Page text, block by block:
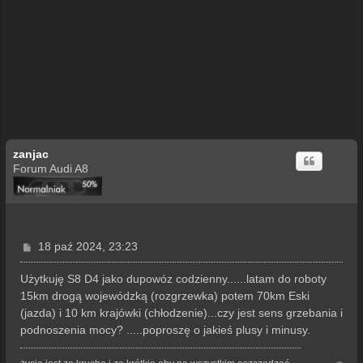
zanjac
Forum Audi A8
P
o
s
t
18 paź 2024, 23:23
Użytkuję S8 D4 jako dupowóz codzienny......latam do roboty
15km drogą wojewódzką (rozgrzewka) potem 70km Eski
(jazda) i 10 km krajówki (chłodzenie)...czy jest sens grzebania i
podnoszenia mocy? .....poproszę o jakieś plusy i minusy.